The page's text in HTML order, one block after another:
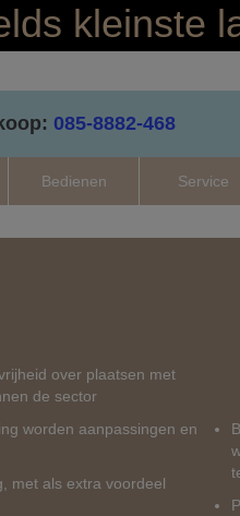
kleinste
085-8882-468
Bedienen Service
over plaatsen met
de sector
worden aanpassingen en
met als extra voordeel